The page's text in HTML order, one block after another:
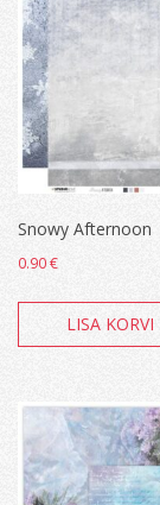
Snowy Afternoon
0.90€
LISA KORVI